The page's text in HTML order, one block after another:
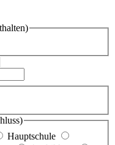
Hauptschule